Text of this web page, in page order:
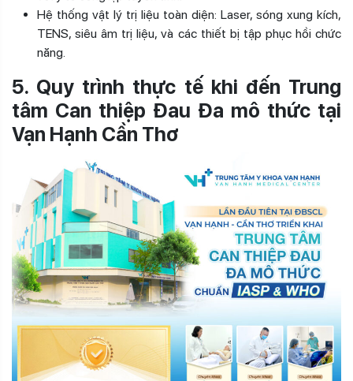
Hệ thống vật lý trị liệu toàn diện: Laser, sóng xung kích,
TENS, siêu âm trị liệu, và các thiết bị tập phục hồi chức
năng.
5. Quy trình thực tế khi đến Trung
tâm Can thiệp Đau Đa mô thức tại
Vạn Hạnh Cần Thơ